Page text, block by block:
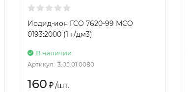
Иодид-ион ГСО 7620-99 МСО
0193:2000 (1 г/дм3)
В наличии
Артикул: 3.05.01.0080
160 ₽/шт.